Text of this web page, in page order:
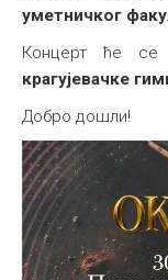
уметничког
Концерт ће
крагујевачке
Добро дошли!